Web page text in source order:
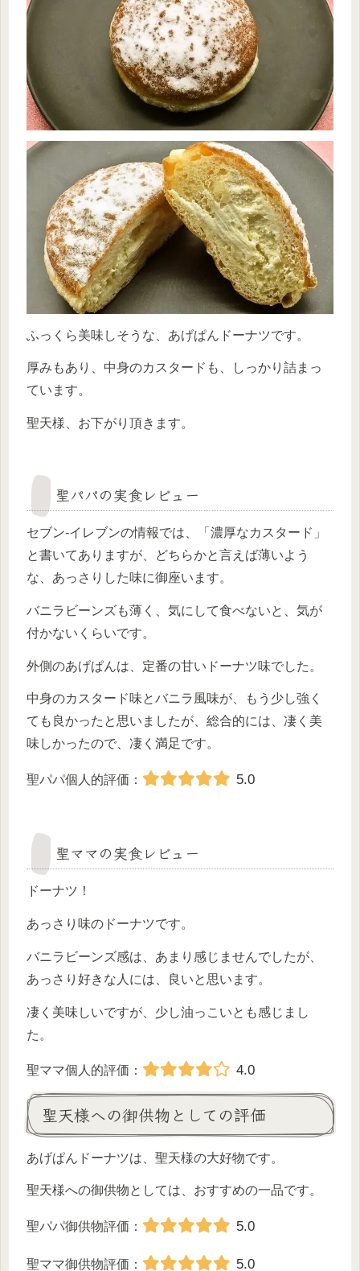
ふっくら美味しそうな、あげぱんドーナツです。
厚みもあり、中身のカスタードも、しっかり詰まっ
ています。
聖天様、お下がり頂きます。
聖パパの実食レビュー
セブン-イレブンの情報では、「濃厚なカスタード」
と書いてありますが、どちらかと言えば薄いよう
な、あっさりした味に御座います。
バニラビーンズも薄く、気にして食べないと、気が
付かないくらいです。
外側のあげぱんは、定番の甘いドーナツ味でした。
中身のカスタード味とバニラ風味が、もう少し強く
ても良かったと思いましたが、総合的には、凄く美
味しかったので、凄く満足です。
聖パパ個人的評価： 5.0
聖ママの実食レビュー
ドーナツ！
あっさり味のドーナツです。
バニラビーンズ感は、あまり感じませんでしたが、
あっさり好きな人には、良いと思います。
凄く美味しいですが、少し油っこいとも感じまし
た。
聖ママ個人的評価： 4.0
聖天様への御供物としての評価
あげぱんドーナツは、聖天様の大好物です。
聖天様への御供物としては、おすすめの一品です。
聖パパ御供物評価： 5.0
聖ママ御供物評価： 5.0